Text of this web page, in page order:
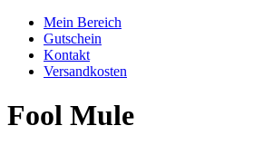
Mein Bereich
Gutschein
Kontakt
Versandkosten
Fool Mule